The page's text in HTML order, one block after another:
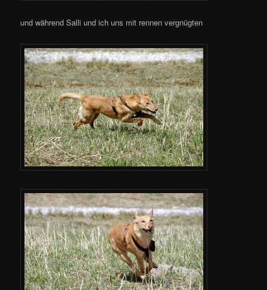
und während Salli und ich uns mit rennen vergnügten